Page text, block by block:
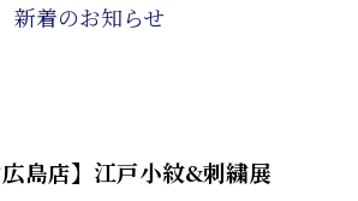
新着のお知らせ
広島店】江戸小紋&刺繍展